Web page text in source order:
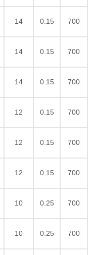
14 0.15 700
14 0.15 700
14 0.15 700
12 0.15 700
12 0.15 700
12 0.15 700
10 0.25 700
10 0.25 700